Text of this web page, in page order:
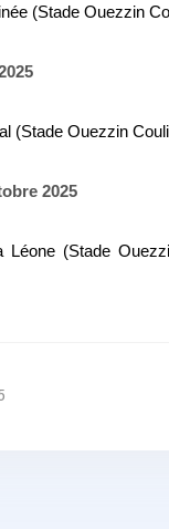
(Stade Ouezzin
(Stade Ouezzin
2025
Léone (Stade